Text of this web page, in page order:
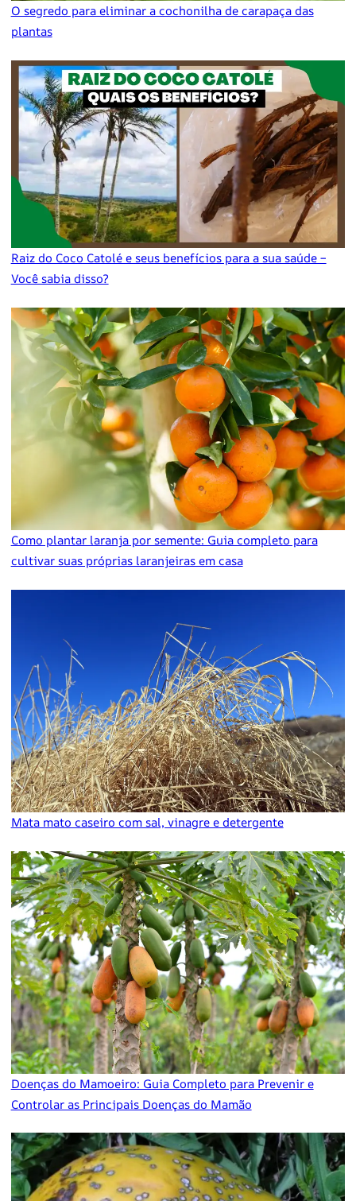
O segredo para eliminar a cochonilha de carapaça das
plantas
Raiz do Coco Catolé e seus benefícios para a sua saúde –
Você sabia disso?
Como plantar laranja por semente: Guia completo para
cultivar suas próprias laranjeiras em casa
Mata mato caseiro com sal, vinagre e detergente
Doenças do Mamoeiro: Guia Completo para Prevenir e
Controlar as Principais Doenças do Mamão